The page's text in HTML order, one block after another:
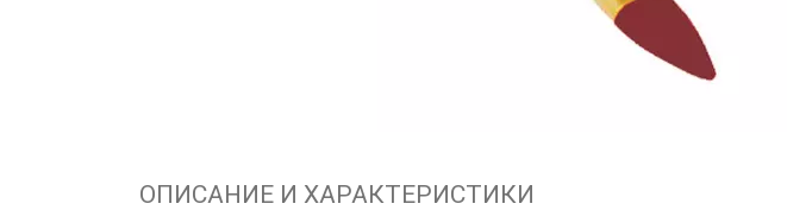
ОПИСАНИЕ И ХАРАКТЕРИСТИКИ
Добавляйте товары